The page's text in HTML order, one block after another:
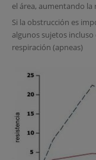
el área, aumentando la
Si la obstrucción es
algunos sujetos
respiración (apneas)